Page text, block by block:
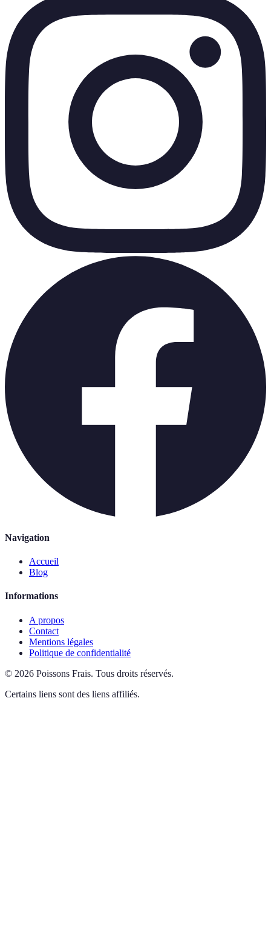
Navigation
Accueil
Blog
Informations
A propos
Contact
Mentions légales
Politique de confidentialité
© 2026 Poissons Frais. Tous droits réservés.
Certains liens sont des liens affiliés.